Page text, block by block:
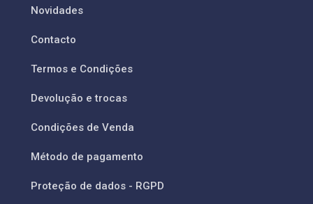
Novidades
Contacto
Termos e Condições
Devolução e trocas
Condições de Venda
Método de pagamento
Proteção de dados - RGPD